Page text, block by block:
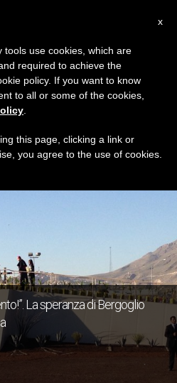
La speranza di Bergoglio
x
use cookies, which are
required to achieve the
policy. If you want to know
to all or some of the cookies,
this page, clicking a link or
you agree to the use of cookies.